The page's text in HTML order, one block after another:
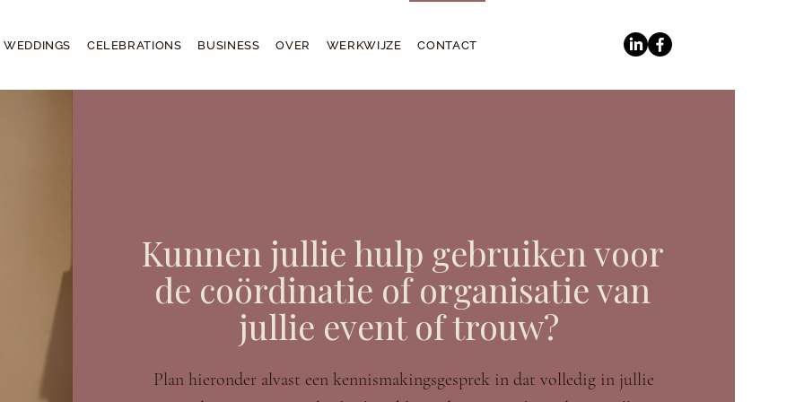
WEDDINGS CELEBRATIONS BUSINESS OVER WERKWIJZE CONTACT
Kunnen jullie hulp gebruiken voor
de coördinatie of organisatie van
jullie event of trouw?
Plan hieronder alvast een kennismakingsgesprek in dat volledig in jullie